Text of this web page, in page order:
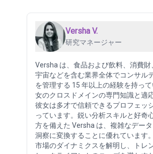
Versha V.
研究マネージャー
Versha は、食品および飲料、消費財
宇宙などを含む業界全体でコンサル
を管理する 15 年以上の経験を持っ
女のクロスドメインの専門知識と適
彼女は多才で信頼できるプロフェッ
っています。鋭い分析スキルと好奇
方を備えた Versha は、複雑なデー
洞察に変換することに優れています
市場のダイナミクスを解明し、トレ